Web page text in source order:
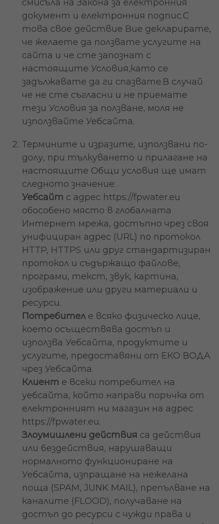
смисъла на Закона за електронния
документ и електронния подпис.С
това свое действие Вие декларирате,
че желаете да ползвате услугите на
сайта и че сте запознат с
настоящите Условия,като се
задължавате да ги спазвате.В случай
че не сте съгласни и не приемате
тези Условия за ползване, моля не
използвайте Уебсайта.
Термините и изразите, използвани по-
долу, при тълкуването и прилагане на
настоящите Общи условия ще имат
следното значение:
Уебсайт с адрес https://fpwater.eu
обособено място в глобалната
Интернет мрежа, достъпно чрез своя
унифициран адрес (URL) по протокол
HTTP, HTTPS или друг стандартизиран
протокол и съдържащо файлове,
програми, текст, звук, картина,
изображение или други материали и
ресурси.
Потребителe всяко физическо лице,
което осъществява достъп и
използва Уебсайта, продуктите и
услугите, предоставяни от ЕКО ВОДА
чрез Уебсайта.
Клиент е всеки потребител на
уебсайта, който направи поръчка от
електронният ни магазин на адрес
https://fpwater.eu.
Злоумишлени действия са действия
или бездействия, нарушаващи
нормалното функциониране на
Уебсайта, изпращане на нежелана
поща (SPAM, JUNK MAIL), препълване на
каналите (FLOOD), получаване на
достъп до ресурси с чужди права и